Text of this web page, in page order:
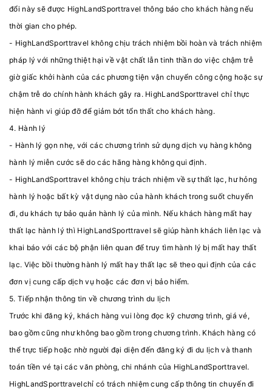
đổi này sẽ được HighLandSporttravel thông báo cho khách hàng nếu
thời gian cho phép.
- HighLandSporttravel không chịu trách nhiệm bồi hoàn và trách nhiệm
pháp lý với những thiệt hại về vật chất lẫn tinh thần do việc chậm trễ
giờ giấc khởi hành của các phương tiện vận chuyển công cộng hoặc sự
chậm trễ do chính hành khách gây ra. HighLandSporttravel chỉ thực
hiện hành vi giúp đỡ để giảm bớt tổn thất cho khách hàng.
4. Hành lý
- Hành lý gọn nhẹ, với các chương trình sử dụng dịch vụ hàng không
hành lý miễn cước sẽ do các hãng hàng không qui định.
- HighLandSporttravel không chịu trách nhiệm về sự thất lạc, hư hỏng
hành lý hoặc bất kỳ vật dụng nào của hành khách trong suốt chuyến
đi, du khách tự bảo quản hành lý của mình. Nếu khách hàng mất hay
thất lạc hành lý thì HighLandSporttravel sẽ giúp hành khách liên lạc và
khai báo với các bộ phận liên quan để truy tìm hành lý bị mất hay thất
lạc. Việc bồi thường hành lý mất hay thất lạc sẽ theo qui định của các
đơn vị cung cấp dịch vụ hoặc các đơn vị bảo hiểm.
5. Tiếp nhận thông tin về chương trình du lịch
Trước khi đăng ký, khách hàng vui lòng đọc kỹ chương trình, giá vé,
bao gồm cũng như không bao gồm trong chương trình. Khách hàng có
thể trực tiếp hoặc nhờ người đại diện đến đăng ký đi du lịch và thanh
toán tiền vé tại các văn phòng, chi nhánh của HighLandSporttravel.
HighLandSporttravelchỉ có trách nhiệm cung cấp thông tin chuyến đi